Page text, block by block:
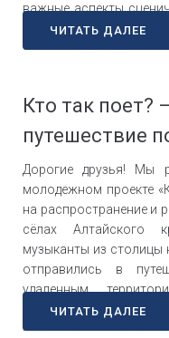
важные аспекты
квартирник от
душевный день»
поёт?» реализуется
ЧИТАТЬ ДАЛЕЕ
Кто так поет?
путешествие
Дорогие друзья! Мы
молодежном проекте
на распространение и
сёлах Алтайского
музыканты из столицы
отправились в
удаленным
организовать и
подростками и
ЧИТАТЬ ДАЛЕЕ